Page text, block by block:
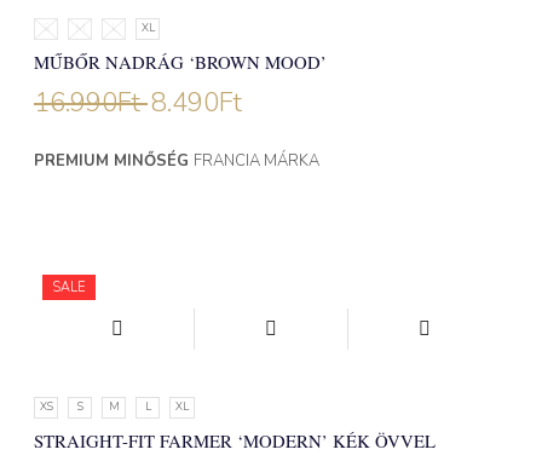
S M L XL
MŰBŐR NADRÁG ‘BROWN MOOD’
16.990Ft 8.490Ft
PREMIUM MINŐSÉG FRANCIA MÁRKA
SALE
XS S M L XL
STRAIGHT-FIT FARMER ‘MODERN’ KÉK ÖVVEL